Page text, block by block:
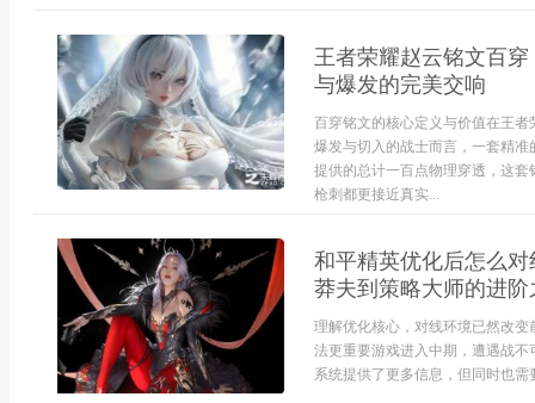
王者荣耀赵云铭文百
与爆发的完美交响
百穿铭文的核心定义与价值在王
爆发与切入的战士而言，一套精
提供的总计一百点物理穿透，这
枪刺都更接近真实...
和平精英优化后怎么
莽夫到策略大师的进阶
理解优化核心，对线环境已然改
法更重要游戏进入中期，遭遇战
系统提供了更多信息，但同时也需